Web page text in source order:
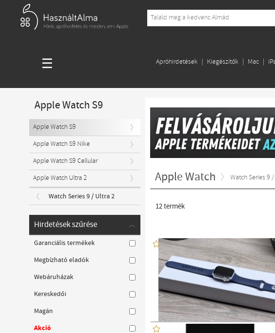
☰ Apróhirdetések Kiegészítők Mac
Apple Watch Watch Series 9
12termék
Apple Watch S9
Apple Watch S9
Apple Watch S9 Nike
Apple Watch S9 Cellular
Apple Watch Ultra 2
Watch Series 9 / Ultra 2
Hirdetések szűrése
Garanciális termékek
Megbízható eladók
Webáruházak
Kereskedői
Magán
Akció